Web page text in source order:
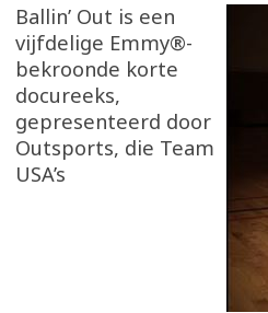
Ballin’ Out is een
vijfdelige Emmy®-
bekroonde korte
docureeks,
gepresenteerd door
Outsports, die Team
USA’s